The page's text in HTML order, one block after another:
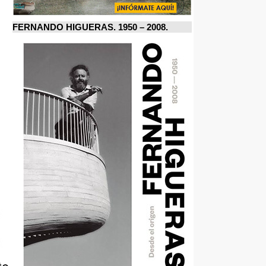
FERNANDO HIGUERAS. 1950 – 2008.